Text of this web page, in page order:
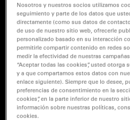
Nosotros y nuestros socios utilizamos
seguimiento y parte de los datos que
directamente (como sus datos de
de uso de nuestro sitio web, ofrecerle
personalizado basado en su interacción
permitirle compartir contenido en redes
medir la efectividad de nuestras
“Aceptar todas las cookies”, usted otorga
y a que compartamos estos datos con
enlace siguiente). Siempre que lo desee,
preferencias de consentimiento en la
cookies”, en la parte inferior de nuestro
información sobre nuestras políticas,
cookies.